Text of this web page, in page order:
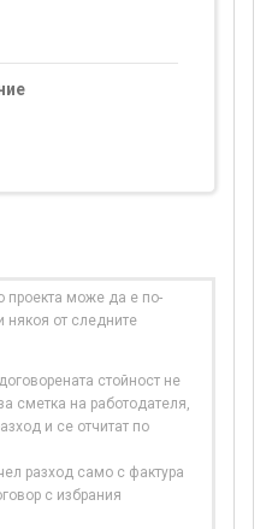
проекта може да е по-
някоя от следните
стойност не
сметка на работодателя,
и се отчитат по
разход само с фактура
с избрания